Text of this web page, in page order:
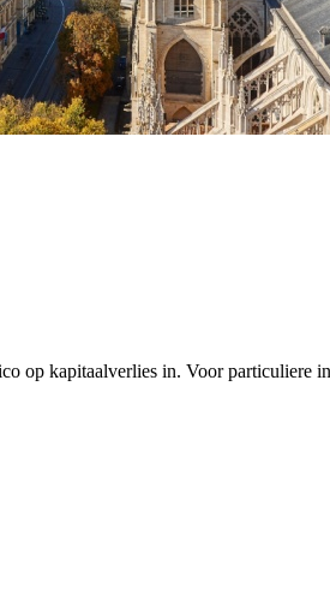
op kapitaalverlies in. Voor particuliere